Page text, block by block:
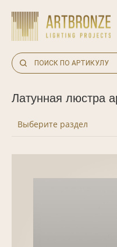
content
Латунная люстра
Выберите раздел